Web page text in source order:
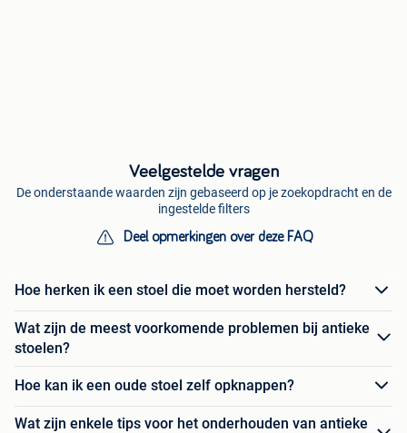
Veelgestelde vragen
De onderstaande waarden zijn gebaseerd op je zoekopdracht en de
ingestelde filters
Deel opmerkingen over deze FAQ
Hoe herken ik een stoel die moet worden hersteld?
Wat zijn de meest voorkomende problemen bij antieke
stoelen?
Hoe kan ik een oude stoel zelf opknappen?
Wat zijn enkele tips voor het onderhouden van antieke